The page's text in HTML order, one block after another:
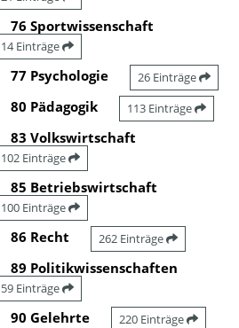
76 Sportwissenschaft
14 Einträge
77 Psychologie 26 Einträge
80 Pädagogik 113 Einträge
83 Volkswirtschaft
102 Einträge
85 Betriebswirtschaft
100 Einträge
86 Recht 262 Einträge
89 Politikwissenschaften
59 Einträge
90 Gelehrte 220 Einträge